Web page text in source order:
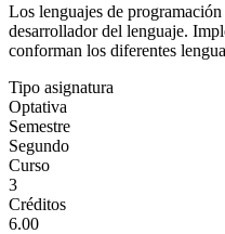
Los lenguajes de
desarrollador del lenguaje.
conforman los diferentes
Tipo asignatura
Optativa
Semestre
Segundo
Curso
3
Créditos
6.00